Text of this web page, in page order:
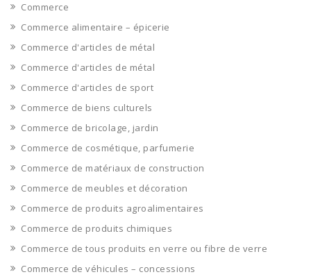
Commerce
Commerce alimentaire – épicerie
Commerce d'articles de métal
Commerce d'articles de métal
Commerce d'articles de sport
Commerce de biens culturels
Commerce de bricolage, jardin
Commerce de cosmétique, parfumerie
Commerce de matériaux de construction
Commerce de meubles et décoration
Commerce de produits agroalimentaires
Commerce de produits chimiques
Commerce de tous produits en verre ou fibre de verre
Commerce de véhicules – concessions